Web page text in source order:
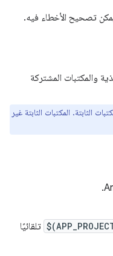
تصحيح الأخطاء فيه.
والمكتبات المشتركة
الثابتة. المكتبات الثابتة غير
تلقائيًا